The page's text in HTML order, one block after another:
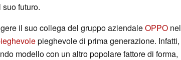
futuro.
il suo collega del gruppo aziendaleOPPO nel
pieghevole di prima generazione. Infatti,
modello con un altro popolare fattore di forma,